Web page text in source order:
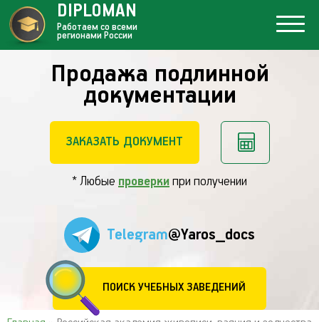
Продажа подлинной
документации
ЗАКАЗАТЬ ДОКУМЕНТ
* Любые проверки при получении
Telegram@Yaros_docs
ПОИСК УЧЕБНЫХ ЗАВЕДЕНИЙ
DIPLOMAN
Работаем со всеми
регионами России